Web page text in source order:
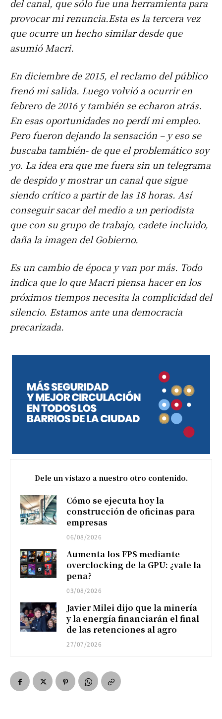
del canal, que sólo fue una herramienta para
provocar mi renuncia.Esta es la tercera vez
que ocurre un hecho similar desde que
asumió Macri.
En diciembre de 2015, el reclamo del público
frenó mi salida. Luego volvió a ocurrir en
febrero de 2016 y también se echaron atrás.
En esas oportunidades no perdí mi empleo.
Pero fueron dejando la sensación – y eso se
buscaba también- de que el problemático soy
yo. La idea era que me fuera sin un telegrama
de despido y mostrar un canal que sigue
siendo crítico a partir de las 18 horas. Así
conseguir sacar del medio a un periodista
que con su grupo de trabajo, cadete incluido,
daña la imagen del Gobierno.
Es un cambio de época y van por más. Todo
indica que lo que Macri piensa hacer en los
próximos tiempos necesita la complicidad del
silencio. Estamos ante una democracia
precarizada.
Dele un vistazo a nuestro otro contenido.
Cómo se ejecuta hoy la
construcción de oficinas para
empresas
06/08/2026
Aumenta los FPS mediante
overclocking de la GPU: ¿vale la
pena?
03/08/2026
Javier Milei dijo que la minería
y la energía financiarán el final
de las retenciones al agro
27/07/2026